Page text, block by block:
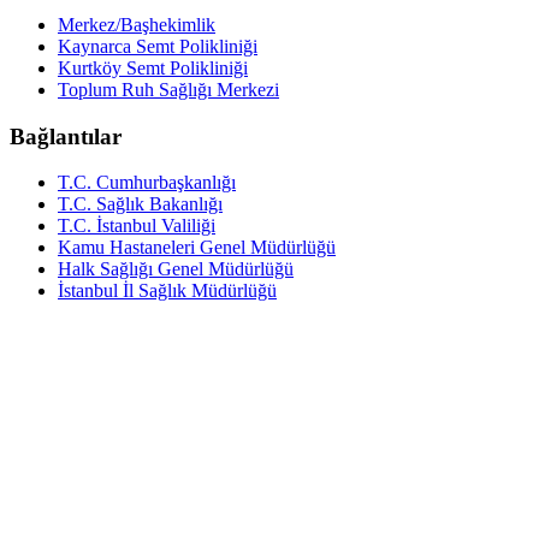
Merkez/Başhekimlik
Kaynarca Semt Polikliniği
Kurtköy Semt Polikliniği
Toplum Ruh Sağlığı Merkezi
Bağlantılar
T.C. Cumhurbaşkanlığı
T.C. Sağlık Bakanlığı
T.C. İstanbul Valiliği
Kamu Hastaneleri Genel Müdürlüğü
Halk Sağlığı Genel Müdürlüğü
İstanbul İl Sağlık Müdürlüğü